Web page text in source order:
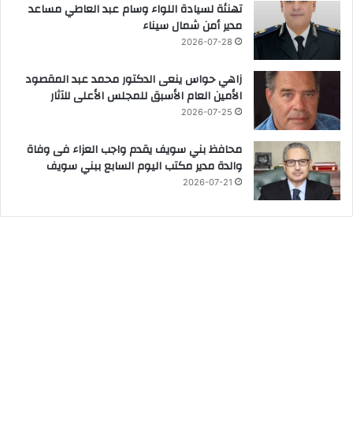
تهنئة لسيادة اللواء وسام عبد العاطي مساعد
مدير أمن شمال سيناء
2026-07-28
زاهي حواس ينعى الدكتور محمد عبد المقصود
الأمين العام الأسبق للمجلس الأعلى للآثار
2026-07-25
محافظ بني سويف يقدم واجب العزاء فى وفاة
والدة مدير مكتب اليوم السابع ببني سويف
2026-07-21